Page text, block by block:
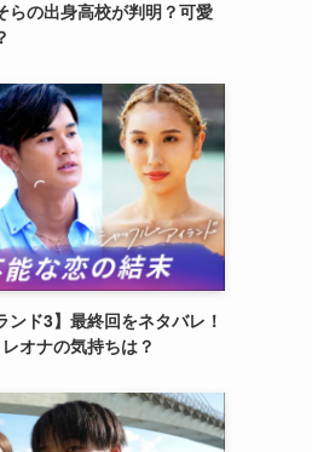
らの出身高校が判明？可愛
ンド3】最終回をネタバレ！
オナの気持ちは？